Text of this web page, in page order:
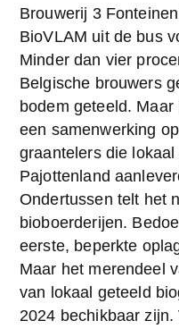
Brouwerij 3
BioVLAM uit de bus
Minder dan vier
Belgische brouwers
bodem geteeld.
een samenwerking
graantelers die
Pajottenland
Ondertussen telt het
bioboerderijen.
eerste, beperkte
Maar het merendeel
van lokaal geteeld
2024 bechikbaar